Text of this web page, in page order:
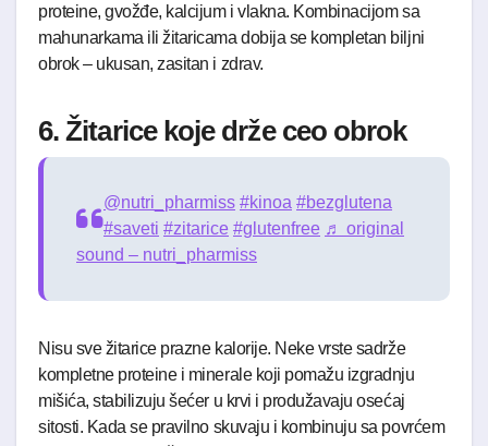
proteine, gvožđe, kalcijum i vlakna. Kombinacijom sa
mahunarkama ili žitaricama dobija se kompletan biljni
obrok – ukusan, zasitan i zdrav.
6. Žitarice koje drže ceo obrok
@nutri_pharmiss #kinoa #bezglutena
#saveti #zitarice #glutenfree ♬ original
sound – nutri_pharmiss
Nisu sve žitarice prazne kalorije. Neke vrste sadrže
kompletne proteine i minerale koji pomažu izgradnju
mišića, stabilizuju šećer u krvi i produžavaju osećaj
sitosti. Kada se pravilno skuvaju i kombinuju sa povrćem